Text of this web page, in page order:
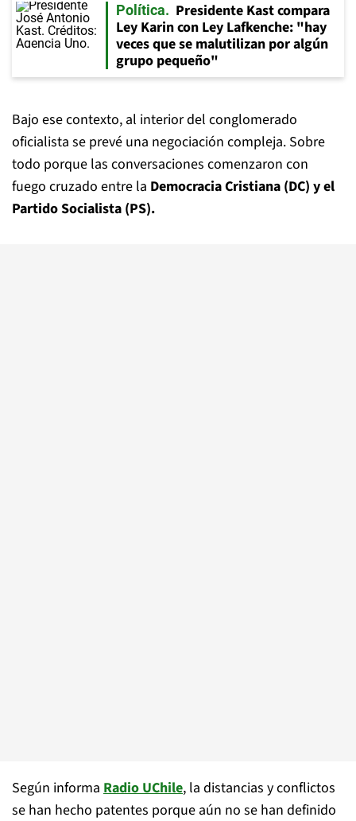
Política
Presidente Kast compara
Ley Karin con Ley Lafkenche: "hay
veces que se malutilizan por algún
grupo pequeño"
Bajo ese contexto, al interior del conglomerado
oficialista se prevé una negociación compleja. Sobre
todo porque las conversaciones comenzaron con
fuego cruzado entre la Democracia Cristiana (DC) y el
Partido Socialista (PS).
Según informa Radio UChile, la distancias y conflictos
se han hecho patentes porque aún no se han definido